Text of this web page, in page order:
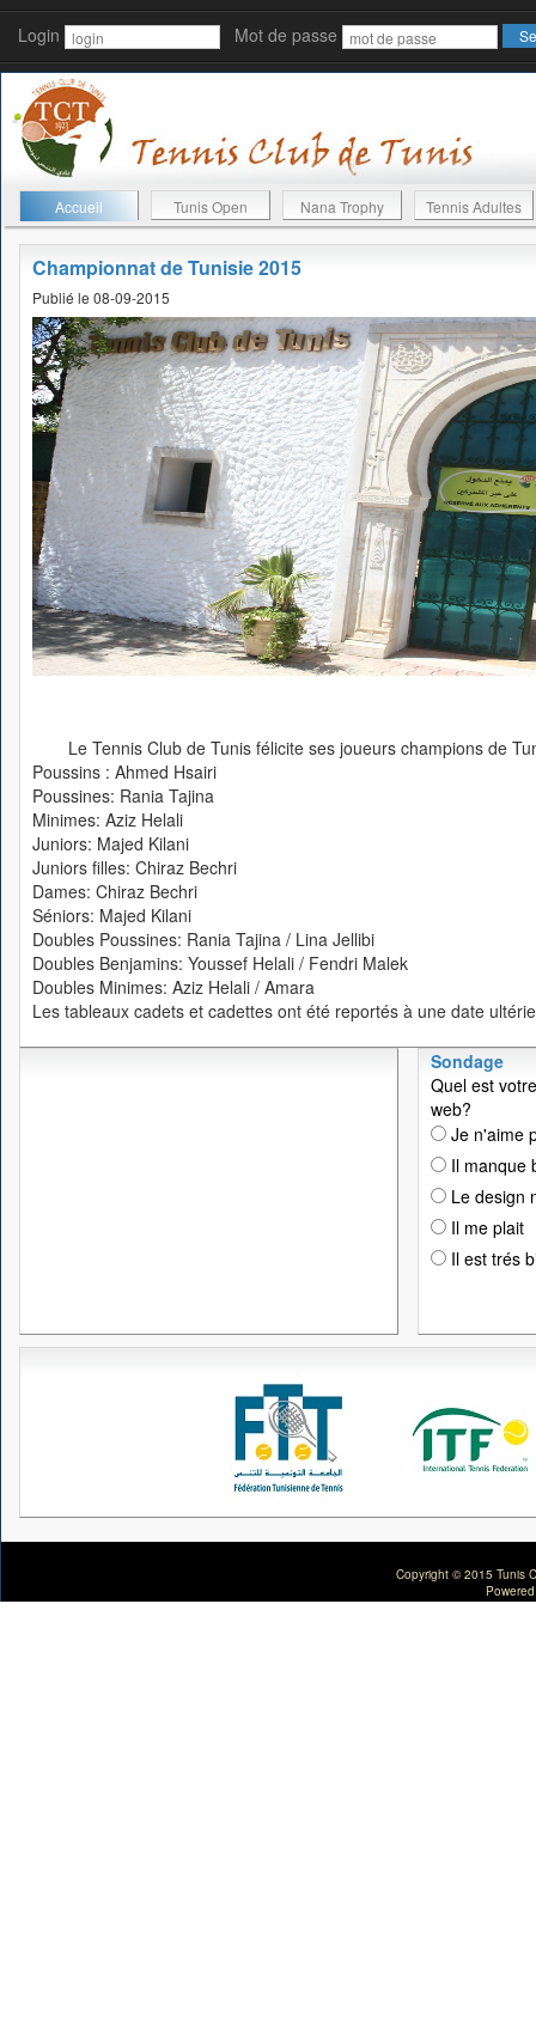
Login Mot de passe
Accueil Tunis Open Nana Trophy Tennis Adultes
Championnat de Tunisie 2015
Publié le 08-09-2015
Le Tennis Club de Tunis félicite ses joueurs champions de
Poussins : Ahmed Hsairi
Poussines: Rania Tajina
Minimes: Aziz Helali
Juniors: Majed Kilani
Juniors filles: Chiraz Bechri
Dames: Chiraz Bechri
Séniors: Majed Kilani
Doubles Poussines: Rania Tajina / Lina Jellibi
Doubles Benjamins: Youssef Helali / Fendri Malek
Doubles Minimes: Aziz Helali / Amara
Les tableaux cadets et cadettes ont été reportés à une date
Sondage
Quel est
web?
Je n'aime
Il manque
Le design
Il me plait
Il est trés
Copyright © 2015 Tunis